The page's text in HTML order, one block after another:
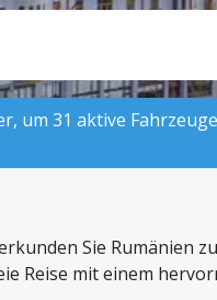
um 31 aktive
Sie Rumänien
Reise mit einem